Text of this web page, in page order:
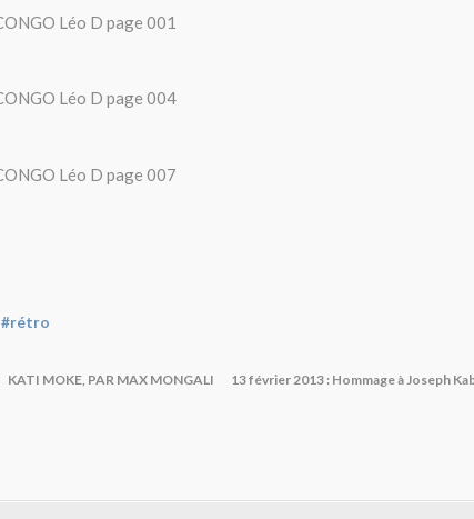
#rétro
KATI MOKE, PAR MAX MONGALI 13 février 2013 : Hommage à Joseph